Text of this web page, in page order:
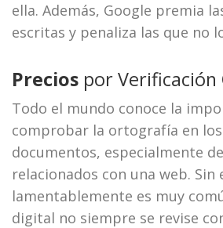
ella. Además, Google premia
escritas y penaliza las que no
Precios por
Todo el mundo conoce la
comprobar la ortografía en
documentos, especialmente
relacionados con una web. Sin
lamentablemente es muy
digital no siempre se revise